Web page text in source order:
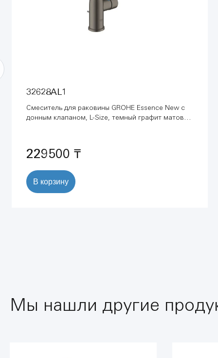
32628AL1
Смеситель для раковины GROHE Essence New с
донным клапаном, L-Size, темный графит матовый
229500 ₸
В корзину
Мы нашли другие